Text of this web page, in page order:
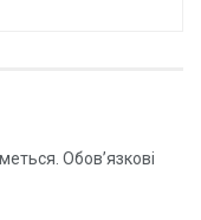
Обов’язкові